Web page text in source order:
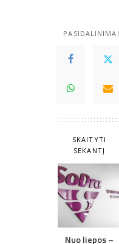
PASIDALINIMAI
SKAITYTI
SEKANTĮ
Nuo liepos –